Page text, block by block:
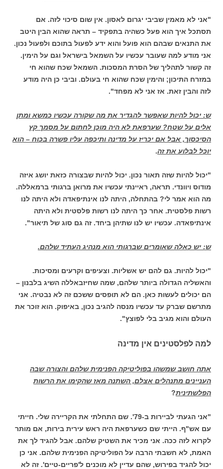
"אני לא מאמין שביבי יגרום לאסון. אין שום סיכוי לזה. אם
תסתכל איך הוא פעל כשהיה בתפקיד – תראה שהוא הבין היטב
את התנאים שבהם הוא פועל והוא ידע לפעול בתוכם ולפעול נכון.
אני מודע למה שעובר עכשיו על השמאל בישראל וגם על הימין.
זה קשור לתהליך של הסרת המסכות. השמאל שכח שהוא חי
במזרח התיכון; והימין שכח שהוא חי בעולם. וביבי כן היה מודע
לזה והבין זאת. אז אני לא מפחד".
ש: יכול להיות שאפשר להגדיר את מה שקורה עכשיו כמשא ומתן
אלים על שטח? שערפאת לא היה מוכן לחתום על מסמך קץ
הסיכסוך, אבל אם יכריז על מדינה ותיכפה עליו פשרה בכוח – הוא
יוכל לבלוע את זה.
"יכול להיות שזה תאור נכון. יכול להיות שבצורה כזאת יושג איזה
מודוס ויוונדי. תראה, ראיינתי עכשיו את מרואן ברגותי ברמאללה.
מה הוא אמר לי? בהתחלה, היתה לנו אינתיפאדה ולא היתה לנו
רשות פלסטית. אחר כך היתה לנו רשות פלסטית ולא היתה
אינתיפאדה. עכשיו יש לנו שתיהן ביחד. זה גם סוג של תיאור".
ש: יש כאלה שאומרים שברגותי הוא מנהיג העתיד שלהם.
"יכול להיות. גם להם יש אשליות. וצעיפים וקרעים ומסיכות.
והאשליה הגדולה ביותר שלהם, שמה שחיזבאללה השיג בלבנון –
הם יכולים לעשות כאן. הם לא תופסים ששכם זה לא נבטיה. אני
מתרשם שברק עד עכשיו מנסה להגיב נכון, באיפוק. הוא זוכר את
העולם והוא מגיב בלי לפוצץ".
למה לפלסטינים אין מדינה
אתה חושב שמשהו בפוליטיקה הפנימית שלהם והצורה שבה
העניינים מתנהלים אצלם, השתנה מאז שהקימו את הרשות
הפלשתינית?
"אני הגעתי לביירות ב-79'. שם התחלתי את הקריירה שלי. חייתי
עם אש"ף. הייתי שם כשערפאת היה ראש עירית בירות, אם מותר
לקרוא לזה ככה. אני מכיר את השטיק שלהם. אבל להגיד לך את
האמת, לא חשבתי הרבה על הפוליטיקה הפנימית שלהם. אני כן
יכול להגיד בפירוש, שהם עדיין לא מוכנים ל'פריים-טיים'. זה לא